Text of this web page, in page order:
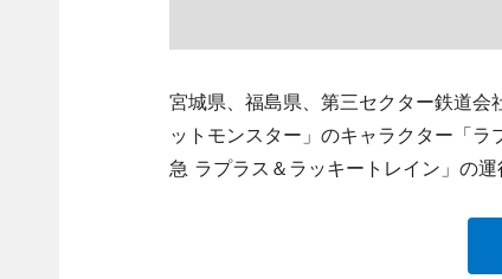
宮城県、福島県、第三セクター鉄道
ットモンスター」のキャラクター「
急 ラプラス＆ラッキートレイン」の運